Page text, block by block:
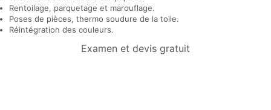
Rentoilage, parquetage et marouflage.
Poses de pièces, thermo soudure de la toile.
Réintégration des couleurs.
Examen et devis gratuit